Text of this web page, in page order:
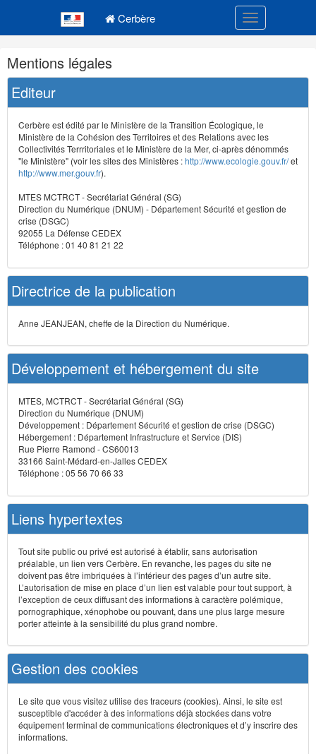
Cerbère Toggle
Navigation
et
outils
annexes
Mentions légales
Editeur
Cerbère est édité par le Ministère de la Transition Écologique, le
Ministère de la Cohésion des Territoires et des Relations avec les
Collectivités Terrritoriales et le Ministère de la Mer, ci-après dénommés
"le Ministère" (voir les sites des Ministères :http://www.ecologie.gouv.fr/et
http://www.mer.gouv.fr).
MTES MCTRCT - Secrétariat Général (SG)
Direction du Numérique (DNUM) - Département Sécurité et gestion de
crise (DSGC)
92055 La Défense CEDEX
Téléphone : 01 40 81 21 22
Directrice de la publication
Anne JEANJEAN, cheffe de la Direction du Numérique.
Développement et hébergement du site
MTES, MCTRCT - Secrétariat Général (SG)
Direction du Numérique (DNUM)
Développement : Département Sécurité et gestion de crise (DSGC)
Hébergement : Département Infrastructure et Service (DIS)
Rue Pierre Ramond - CS60013
33166 Saint-Médard-en-Jalles CEDEX
Téléphone : 05 56 70 66 33
Liens hypertextes
Tout site public ou privé est autorisé à établir, sans autorisation
préalable, un lien vers Cerbère. En revanche, les pages du site ne
doivent pas être imbriquées à l’intérieur des pages d’un autre site.
L’autorisation de mise en place d’un lien est valable pour tout support, à
l’exception de ceux diffusant des informations à caractère polémique,
pornographique, xénophobe ou pouvant, dans une plus large mesure
porter atteinte à la sensibilité du plus grand nombre.
Gestion des cookies
Le site que vous visitez utilise des traceurs (cookies). Ainsi, le site est
susceptible d'accéder à des informations déjà stockées dans votre
équipement terminal de communications électroniques et d’y inscrire des
informations.